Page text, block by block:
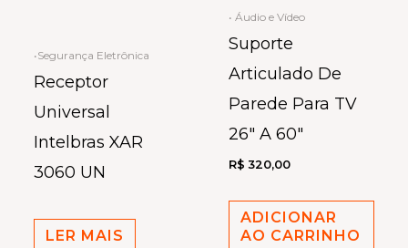
•Segurança Eletrônica
Receptor
Universal
Intelbras XAR
3060 UN
LER MAIS
• Áudio e Vídeo
Suporte
Articulado De
Parede Para TV
26″ A 60″
R$ 320,00
ADICIONAR
AO CARRINHO